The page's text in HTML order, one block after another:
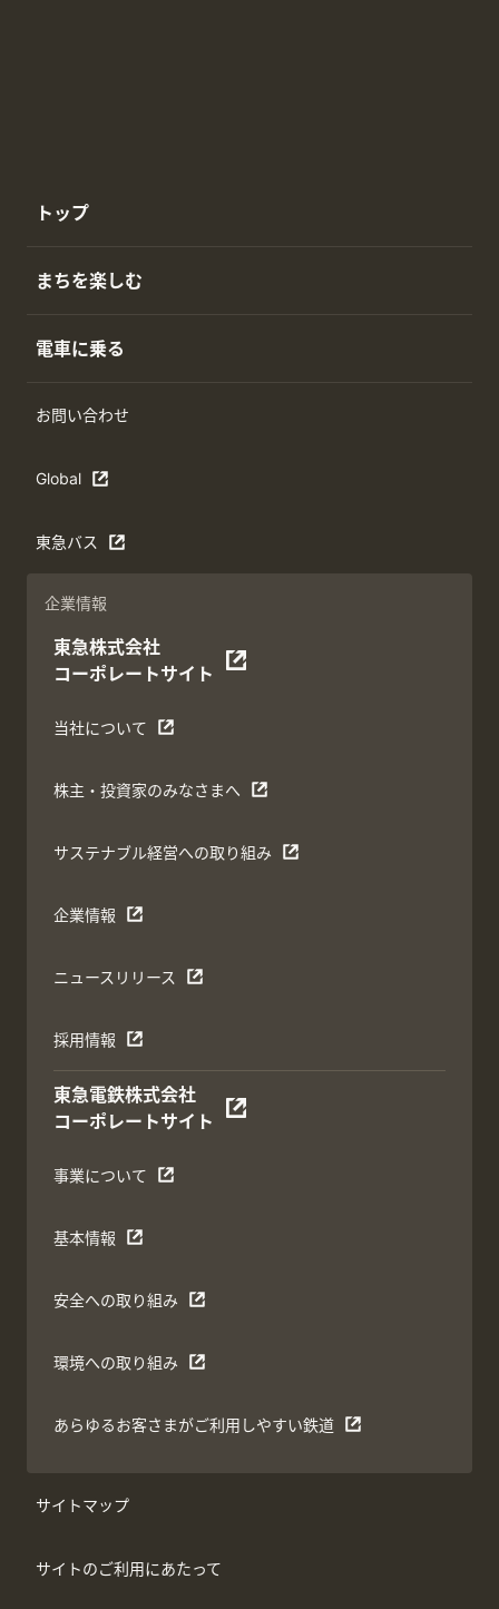
トップ
まちを楽しむ
電車に乗る
お問い合わせ
Global
東急バス
企業情報
東急株式会社
コーポレートサイト
当社について
株主・投資家のみなさまへ
サステナブル経営への取り組み
企業情報
ニュースリリース
採用情報
東急電鉄株式会社
コーポレートサイト
事業について
基本情報
安全への取り組み
環境への取り組み
あらゆるお客さまがご利用しやすい鉄道
サイトマップ
サイトのご利用にあたって